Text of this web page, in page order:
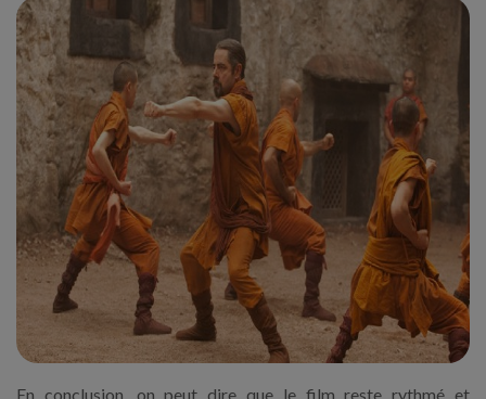
En conclusion, on peut dire que le film reste rythmé et